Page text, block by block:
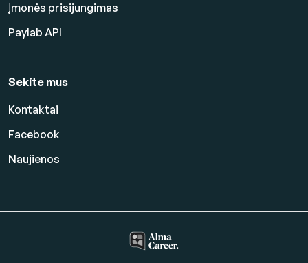
Įmonės prisijungimas
Paylab API
Sekite mus
Kontaktai
Facebook
Naujienos